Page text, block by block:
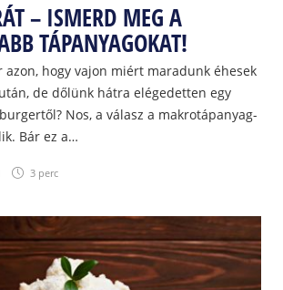
– ISMERD MEG A
TÁPANYAGOKAT!
azon, hogy vajon miért maradunk éhesek
de dőlünk hátra elégedetten egy
Nos, a válasz a makrotápanyag-
Bár ez a…
3 perc